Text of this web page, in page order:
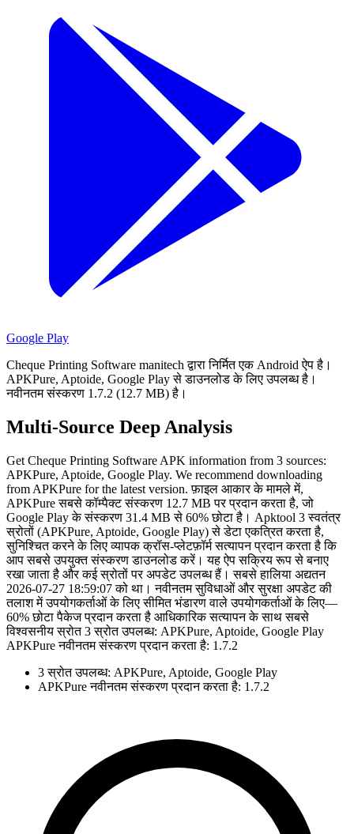
Google Play
Cheque Printing Software manitech द्वारा निर्मित एक Android ऐप है।
APKPure, Aptoide, Google Play से डाउनलोड के लिए उपलब्ध है।
नवीनतम संस्करण 1.7.2 (12.7 MB) है।
Multi-Source Deep Analysis
Get Cheque Printing Software APK information from 3 sources:
APKPure, Aptoide, Google Play. We recommend downloading
from APKPure for the latest version. फ़ाइल आकार के मामले में,
APKPure सबसे कॉम्पैक्ट संस्करण 12.7 MB पर प्रदान करता है, जो
Google Play के संस्करण 31.4 MB से 60% छोटा है। Apktool 3 स्वतंत्र
स्रोतों (APKPure, Aptoide, Google Play) से डेटा एकत्रित करता है,
सुनिश्चित करने के लिए व्यापक क्रॉस-प्लेटफ़ॉर्म सत्यापन प्रदान करता है कि
आप सबसे उपयुक्त संस्करण डाउनलोड करें। यह ऐप सक्रिय रूप से बनाए
रखा जाता है और कई स्रोतों पर अपडेट उपलब्ध हैं। सबसे हालिया अद्यतन
2026-07-27 18:59:07 को था। नवीनतम सुविधाओं और सुरक्षा अपडेट की
तलाश में उपयोगकर्ताओं के लिए सीमित भंडारण वाले उपयोगकर्ताओं के लिए—
60% छोटा पैकेज प्रदान करता है आधिकारिक सत्यापन के साथ सबसे
विश्वसनीय स्रोत 3 स्रोत उपलब्ध: APKPure, Aptoide, Google Play
APKPure नवीनतम संस्करण प्रदान करता है: 1.7.2
3 स्रोत उपलब्ध: APKPure, Aptoide, Google Play
APKPure नवीनतम संस्करण प्रदान करता है: 1.7.2